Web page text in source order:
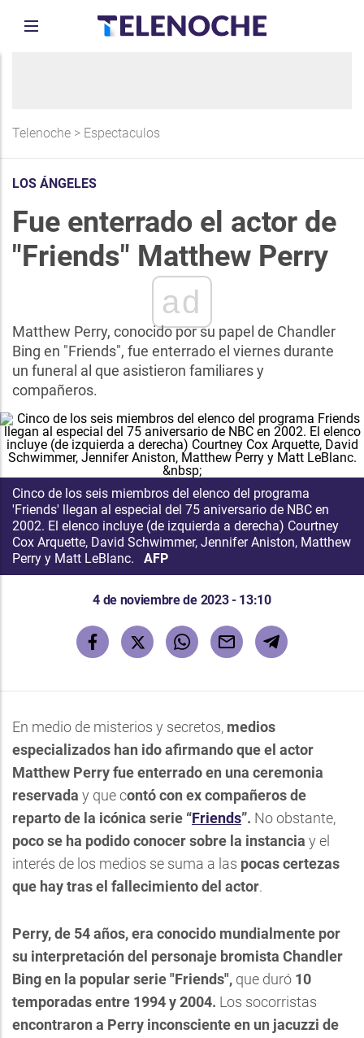
Telenoche > Espectaculos
LOS ÁNGELES
Fue enterrado el actor de
"Friends" Matthew Perry
ad
Matthew Perry, conocido por su papel de Chandler
Bing en "Friends", fue enterrado el viernes durante
un funeral al que asistieron familiares y
compañeros.
Cinco de los seis miembros del elenco del programa
'Friends' llegan al especial del 75 aniversario de NBC en
2002. El elenco incluye (de izquierda a derecha) Courtney
Cox Arquette, David Schwimmer, Jennifer Aniston, Matthew
Perry y Matt LeBlanc.
AFP
4 de noviembre de 2023 - 13:10
En medio de misterios y secretos, medios
especializados han ido afirmando que el actor
Matthew Perry fue enterrado en una ceremonia
reservada y que contó con ex compañeros de
reparto de la icónica serie “Friends”. No obstante,
poco se ha podido conocer sobre la instancia y el
interés de los medios se suma a las pocas certezas
que hay tras el fallecimiento del actor.
Perry, de 54 años, era conocido mundialmente por
su interpretación del personaje bromista Chandler
Bing en la popular serie "Friends", que duró 10
temporadas entre 1994 y 2004. Los socorristas
encontraron a Perry inconsciente en un jacuzzi de